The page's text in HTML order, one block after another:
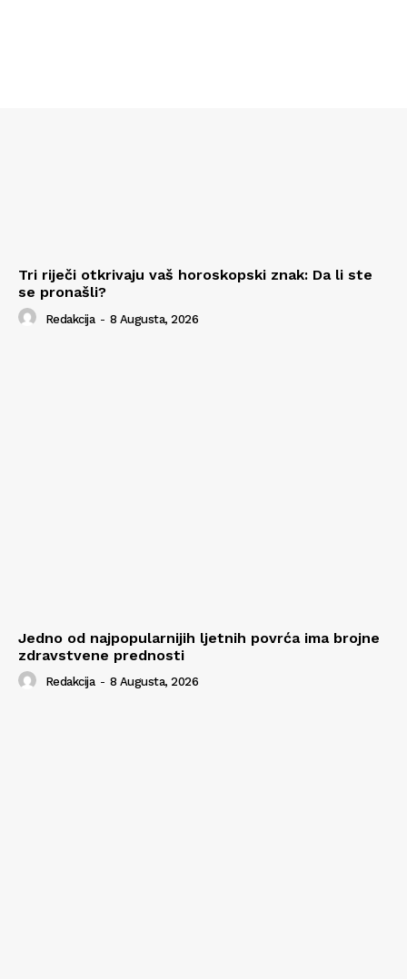
Tri riječi otkrivaju vaš horoskopski znak: Da li ste
se pronašli?
Redakcija - 8 Augusta, 2026
Jedno od najpopularnijih ljetnih povrća ima brojne
zdravstvene prednosti
Redakcija - 8 Augusta, 2026